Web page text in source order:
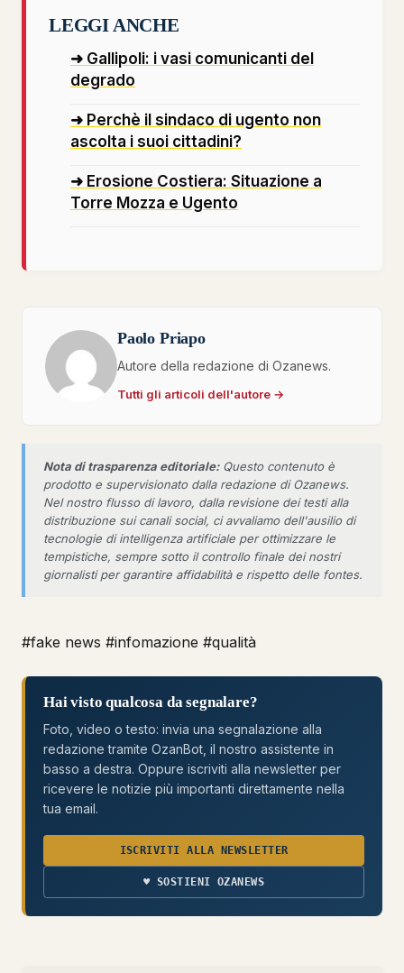
LEGGI ANCHE
➜ Gallipoli: i vasi comunicanti del
degrado
➜ Perchè il sindaco di ugento non
ascolta i suoi cittadini?
➜ Erosione Costiera: Situazione a
Torre Mozza e Ugento
Paolo Priapo
Autore della redazione di Ozanews.
Tutti gli articoli dell'autore →
Nota di trasparenza editoriale:Questo contenuto è
prodotto e supervisionato dalla redazione di Ozanews.
Nel nostro flusso di lavoro, dalla revisione dei testi alla
distribuzione sui canali social, ci avvaliamo dell'ausilio di
tecnologie di intelligenza artificiale per ottimizzare le
tempistiche, sempre sotto il controllo finale dei nostri
giornalisti per garantire affidabilità e rispetto delle fontes.
#fake news #infomazione #qualità
Hai visto qualcosa da segnalare?
Foto, video o testo: invia una segnalazione alla
redazione tramite OzanBot, il nostro assistente in
basso a destra. Oppure iscriviti alla newsletter per
ricevere le notizie più importanti direttamente nella
tua email.
ISCRIVITI ALLA NEWSLETTER
♥ SOSTIENI OZANEWS